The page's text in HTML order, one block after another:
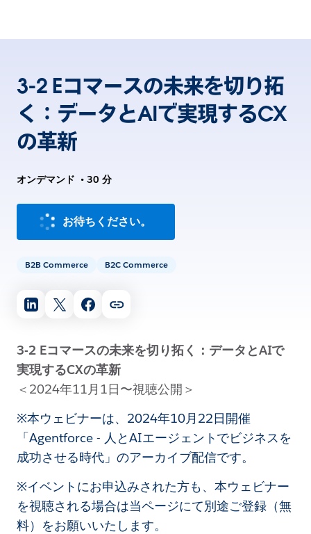
3-2 Eコマースの未来を切り拓
く：データとAIで実現するCX
の革新
オンデマンド • 30 分
お待ちください。
B2B Commerce B2C Commerce
3-2 Eコマースの未来を切り拓く：データとAIで
実現するCXの革新
＜2024年11月1日〜視聴公開＞
※本ウェビナーは、2024年10月22日開催
「Agentforce - 人とAIエージェントでビジネスを
成功させる時代」のアーカイブ配信です。
※イベントにお申込みされた方も、本ウェビナー
を視聴される場合は当ページにて別途ご登録（無
料）をお願いいたします。